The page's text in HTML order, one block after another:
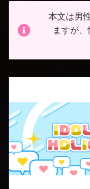
本文は男
ますが